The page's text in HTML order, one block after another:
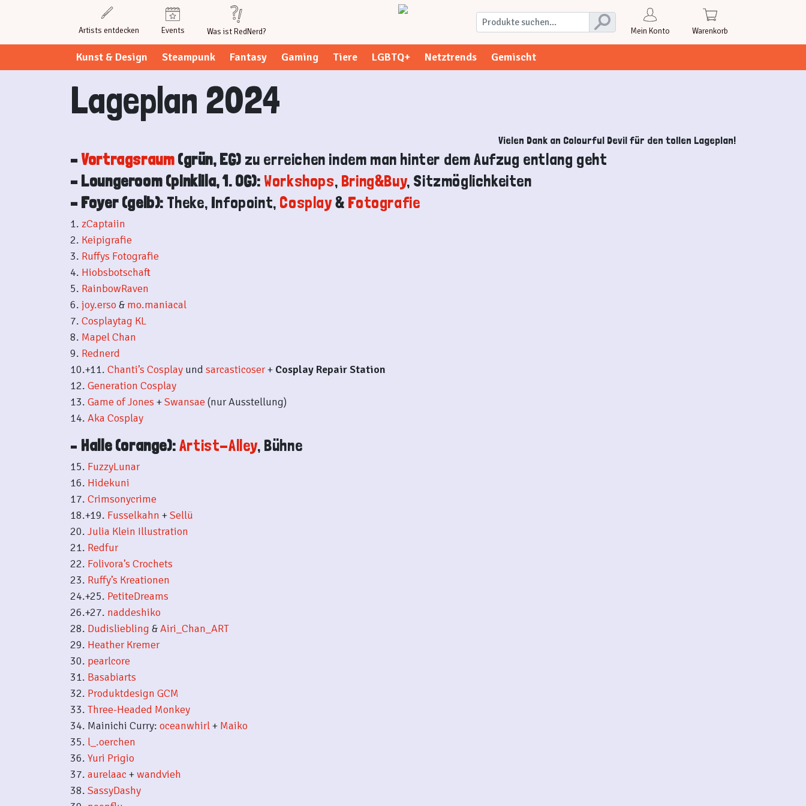
Artists entdecken Events Was ist RedNerd? Mein Konto Warenkorb
Kunst & Design Steampunk Fantasy Gaming Tiere LGBTQ+ Netztrends Gemischt
Lageplan 2024
Vielen Dank an Colourful Devil für den tollen Lageplan!
–Vortragsraum(grün, EG) zu erreichen indem man hinter dem Aufzug entlang geht
– Loungeroom (pinklila, 1. OG): Workshops, Bring&Buy, Sitzmöglichkeiten
– Foyer (gelb): Theke, Infopoint, Cosplay& Fotografie
1. zCaptaiin
2. Keipigrafie
3. Ruffys Fotografie
4. Hiobsbotschaft
5. RainbowRaven
6. joy.erso & mo.maniacal
7. Cosplaytag KL
8. Mapel Chan
9. Rednerd
10.+11. Chanti’s Cosplay und sarcasticoser+ Cosplay Repair Station
12. Generation Cosplay
13. Game of Jones +Swansae (nur Ausstellung)
14. Aka Cosplay
– Halle (orange):Artist-Alley, Bühne
15. FuzzyLunar
16. Hidekuni
17. Crimsonycrime
18.+19. Fusselkahn +Sellü
20. Julia Klein Illustration
21. Redfur
22. Folivora’s Crochets
23. Ruffy’s Kreationen
24.+25. PetiteDreams
26.+27. naddeshiko
28. Dudisliebling &Airi_Chan_ART
29. Heather Kremer
30. pearlcore
31. Basabiarts
32. Produktdesign GCM
33. Three-Headed Monkey
34. Mainichi Curry: oceanwhirl+ Maiko
35. l_.oerchen
36. Yuri Prigio
37. aurelaac +wandvieh
38. SassyDashy